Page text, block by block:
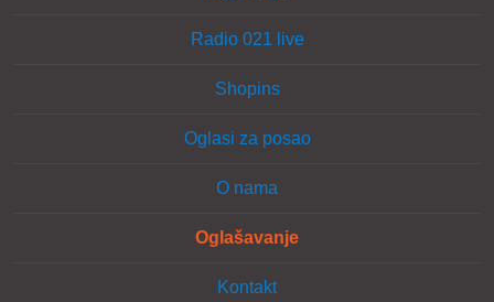
Radio 021 live
Shopins
Oglasi za posao
O nama
Oglašavanje
Kontakt